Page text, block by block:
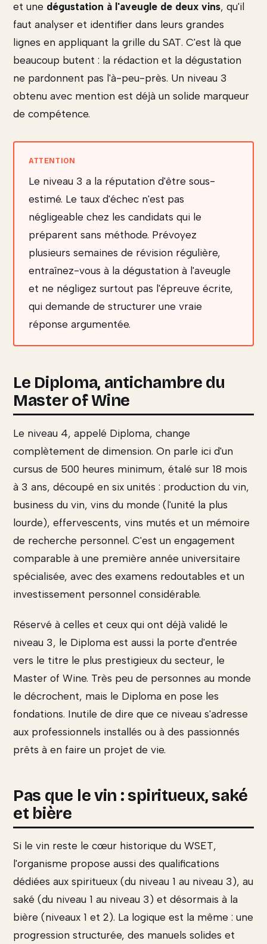
et une dégustation à l'aveugle de deux vins, qu'il
faut analyser et identifier dans leurs grandes
lignes en appliquant la grille du SAT. C'est là que
beaucoup butent : la rédaction et la dégustation
ne pardonnent pas l'à-peu-près. Un niveau 3
obtenu avec mention est déjà un solide marqueur
de compétence.
Le niveau 3 a la réputation d'être sous-
estimé. Le taux d'échec n'est pas
négligeable chez les candidats qui le
préparent sans méthode. Prévoyez
plusieurs semaines de révision régulière,
entraînez-vous à la dégustation à l'aveugle
et ne négligez surtout pas l'épreuve écrite,
qui demande de structurer une vraie
réponse argumentée.
Le Diploma, antichambre du
Master of Wine
Le niveau 4, appelé Diploma, change
complètement de dimension. On parle ici d'un
cursus de 500 heures minimum, étalé sur 18 mois
à 3 ans, découpé en six unités : production du vin,
business du vin, vins du monde (l'unité la plus
lourde), effervescents, vins mutés et un mémoire
de recherche personnel. C'est un engagement
comparable à une première année universitaire
spécialisée, avec des examens redoutables et un
investissement personnel considérable.
Réservé à celles et ceux qui ont déjà validé le
niveau 3, le Diploma est aussi la porte d'entrée
vers le titre le plus prestigieux du secteur, le
Master of Wine. Très peu de personnes au monde
le décrochent, mais le Diploma en pose les
fondations. Inutile de dire que ce niveau s'adresse
aux professionnels installés ou à des passionnés
prêts à en faire un projet de vie.
Pas que le vin : spiritueux, saké
et bière
Si le vin reste le cœur historique du WSET,
l'organisme propose aussi des qualifications
dédiées aux spiritueux (du niveau 1 au niveau 3), au
saké (du niveau 1 au niveau 3) et désormais à la
bière (niveaux 1 et 2). La logique est la même : une
progression structurée, des manuels solides et